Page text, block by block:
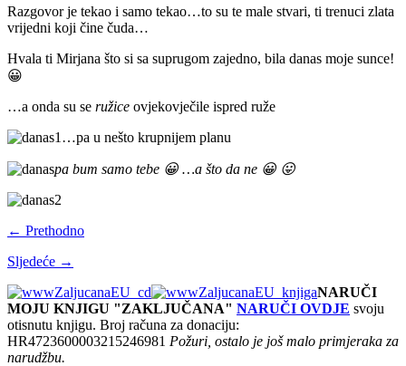
Razgovor je tekao i samo tekao…to su te male stvari, ti trenuci zlata
vrijedni koji čine čuda…
Hvala ti Mirjana što si sa suprugom zajedno, bila danas moje sunce!
😀
…a onda su se ružice ovjekovječile ispred ruže
…pa u nešto krupnijem planu
pa bum samo tebe 😀 …a što da ne 😀 😛
← Prethodno
Sljedeće →
NARUČI
MOJU KNJIGU "ZAKLJUČANA" NARUČI OVDJE svoju
otisnutu knjigu. Broj računa za donaciju:
HR4723600003215246981 Požuri, ostalo je još malo primjeraka za
narudžbu.